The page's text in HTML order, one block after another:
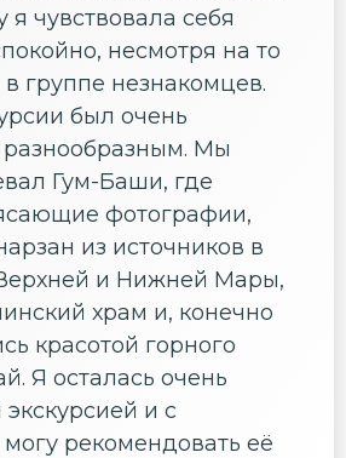
чувствовала себя
несмотря на то
группе незнакомцев.
был очень
Мы
Гум-Баши, где
фотографии,
из источников в
и Нижней Мары,
храм и, конечно
красотой горного
Я осталась очень
и с
рекомендовать её